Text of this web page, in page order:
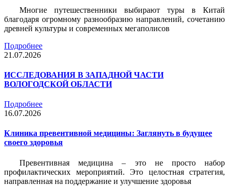
Многие путешественники выбирают туры в Китай
благодаря огромному разнообразию направлений, сочетанию
древней культуры и современных мегаполисов
Подробнее
21.07.2026
ИССЛЕДОВАНИЯ В ЗАПАДНОЙ ЧАСТИ
ВОЛОГОДСКОЙ ОБЛАСТИ
Подробнее
16.07.2026
Клиника превентивной медицины: Заглянуть в будущее
своего здоровья
Превентивная медицина – это не просто набор
профилактических мероприятий. Это целостная стратегия,
направленная на поддержание и улучшение здоровья